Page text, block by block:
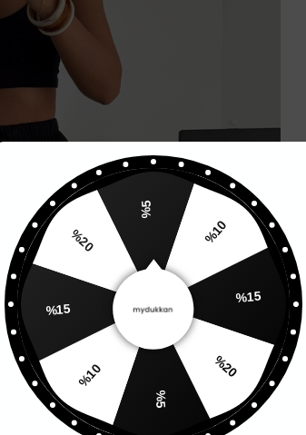
%5
%10
%15
%20
%5
%10
%15
%20